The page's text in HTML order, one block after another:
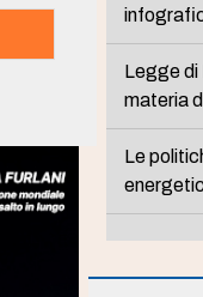
Legge di
materia
Le